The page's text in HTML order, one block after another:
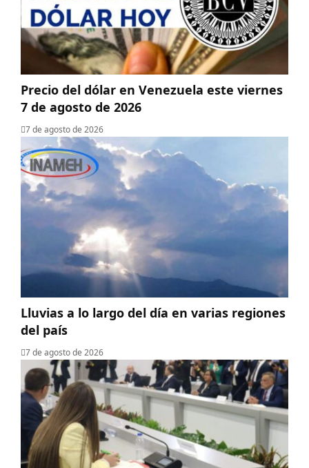
Precio del dólar en Venezuela este viernes
7 de agosto de 2026
7 de agosto de 2026
Lluvias a lo largo del día en varias regiones
del país
7 de agosto de 2026